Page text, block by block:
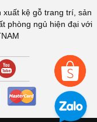
xuất kệ gỗ trang trí, sản
phòng ngủ hiện đại với